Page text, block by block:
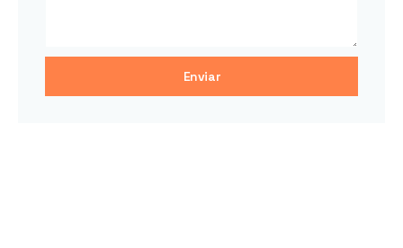
Enviar